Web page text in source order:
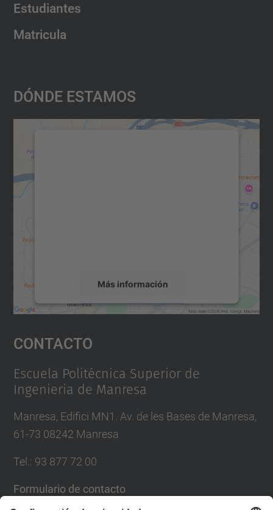
Estudiantes
Matricula
Dónde Estamos
Más información
Aceptar
powered by
Contacto
Escuela Politécnica Superior de
Ingenieria de Manresa
Manresa, Edifici MN1. Av. de les Bases de Manresa,
61-73 08242 Manresa
Tel.: 93 877 72 00
Formulario de contacto